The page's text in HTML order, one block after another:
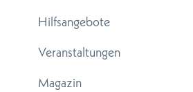
Hilfsangebote
Veranstaltungen
Magazin